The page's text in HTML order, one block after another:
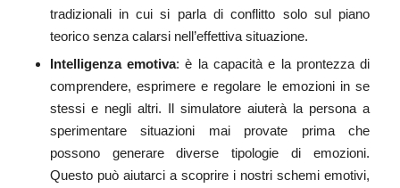
tradizionali in cui si parla di conflitto solo sul piano
teorico senza calarsi nell’effettiva situazione.
Intelligenza emotiva: è la capacità e la prontezza di
comprendere, esprimere e regolare le emozioni in se
stessi e negli altri. Il simulatore aiuterà la persona a
sperimentare situazioni mai provate prima che
possono generare diverse tipologie di emozioni.
Questo può aiutarci a scoprire i nostri schemi emotivi,